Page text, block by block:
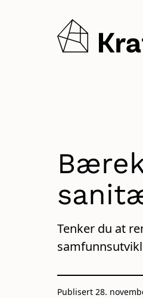
hovedinnhold
Tenker du at
Publisert 28.